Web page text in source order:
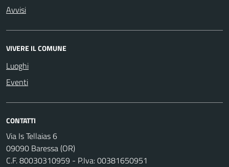
Avvisi
VIVERE IL COMUNE
Luoghi
Eventi
CONTATTI
Via Is Tellaias 6
09090 Baressa (OR)
C.F. 80030310959 - P.Iva: 00381650951